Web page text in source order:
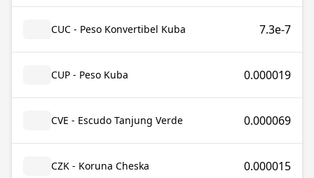
CUC - Peso Konvertibel Kuba 7.3e-7
CUP - Peso Kuba 0.000019
CVE - Escudo Tanjung Verde 0.000069
CZK - Koruna Cheska 0.000015